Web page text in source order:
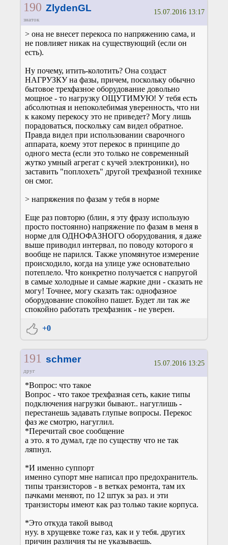
190 ZlydenGL
знаток
15.07.2016 13:17
> она не внесет перекоса по напряжению сама, и
не повлияет никак на существующий (если он
есть).
Ну почему, итить-колотить? Она создаст
НАГРУЗКУ на фазы, причем, поскольку обычно
бытовое трехфазное оборудование довольно
мощное - то нагрузку ОЩУТИМУЮ! У тебя есть
абсолютная и непоколебимая уверенность, что ни
к какому перекосу это не приведет? Могу лишь
порадоваться, поскольку сам видел обратное.
Правда видел при использовании сварочного
аппарата, коему этот перекос в принципе до
одного места (если это только не современный
жутко умный агрегат с кучей электроники), но
заставить "поплохеть" другой трехфазной технике
он смог.
> напряжения по фазам у тебя в норме
Еще раз повторю (блин, я эту фразу использую
просто постоянно) напряжение по фазам в меня в
норме для ОДНОФАЗНОГО оборудования, я даже
выше приводил интервал, по поводу которого я
вообще не парился. Также упомянутое измерение
происходило, когда на улице уже основательно
потеплело. Что конкретно получается с напругой
в самые холодные и самые жаркие дни - сказать не
могу! Точнее, могу сказать так: однофазное
оборудование спокойно пашет. Будет ли так же
спокойно работать трехфазник - не уверен.
+0
191 schmer
друг
15.07.2016 13:25
*Вопрос: что такое
Вопрос - что такое трехфазная сеть, какие типы
подключения нагрузки бывают.. нагуглишь -
перестанешь задавать глупые вопросы. Перекос
фаз же смотрю, нагуглил.
*Перечитай свое сообщение
а это. я то думал, где по существу что не так
ляпнул.
*И именно суппорт
именно супорт мне написал про предохранитель.
типы транзисторов - в ветках ремонта, там их
пачками меняют, по 12 штук за раз. и эти
транзисторы имеют как раз только такие корпуса.
*Это откуда такой вывод
нуу. в хрущевке тоже газ, как и у тебя. других
причин различия ты не указываешь.